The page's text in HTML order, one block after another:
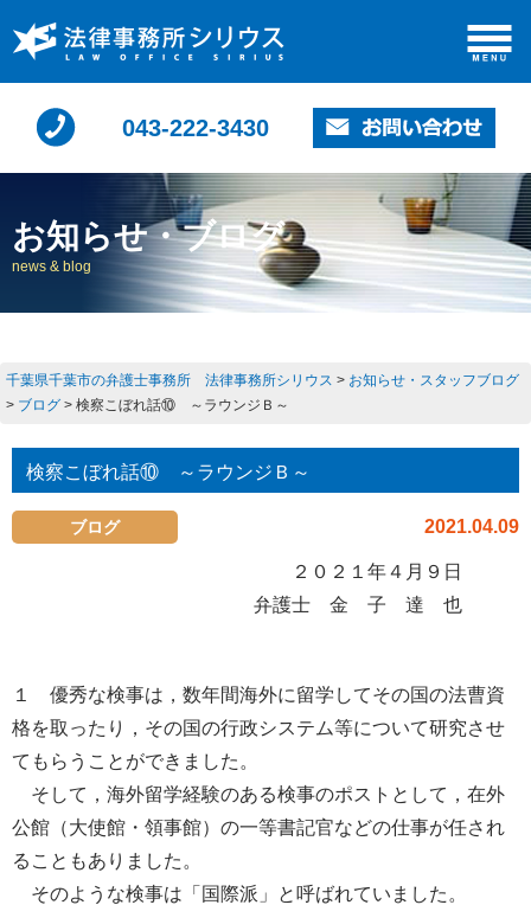
043-222-3430
お知らせ・ブログ
news & blog
千葉県千葉市の弁護士事務所 法律事務所シリウス > お知らせ・スタッフブログ
> ブログ > 検察こぼれ話⑩ ～ラウンジＢ～
検察こぼれ話⑩ ～ラウンジＢ～
2021.04.09
ブログ
２０２１年４月９日
弁護士 金 子 達 也
１ 優秀な検事は，数年間海外に留学してその国の法曹資
格を取ったり，その国の行政システム等について研究させ
てもらうことができました。
そして，海外留学経験のある検事のポストとして，在外
公館（大使館・領事館）の一等書記官などの仕事が任され
ることもありました。
そのような検事は「国際派」と呼ばれていました。